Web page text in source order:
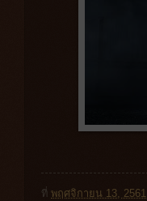
ที่ พฤศจิกายน 13, 2561